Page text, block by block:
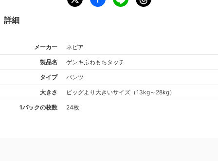
詳細
メーカー ネピア
製品名 ゲンキふわもちタッチ
タイプ パンツ
大きさ ビッグより大きいサイズ （13kg～28kg）
1パックの枚数 24枚